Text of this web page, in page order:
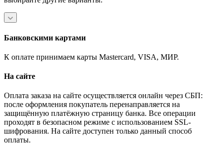
Банковскими картами
К оплате принимаем карты Mastercard, VISA, МИР.
На сайте
Оплата заказа на сайте осуществляется онлайн через СБП:
после оформления покупатель перенаправляется на
защищённую платёжную страницу банка. Все операции
проходят в безопасном режиме с использованием SSL-
шифрования. На сайте доступен только данный способ
оплаты.